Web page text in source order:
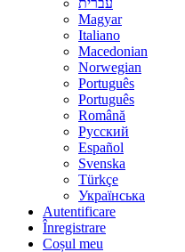
עברית
Magyar
Italiano
Macedonian
Norwegian
Português
Português
Română
Русский
Español
Svenska
Türkçe
Українська
Autentificare
Înregistrare
Coșul meu